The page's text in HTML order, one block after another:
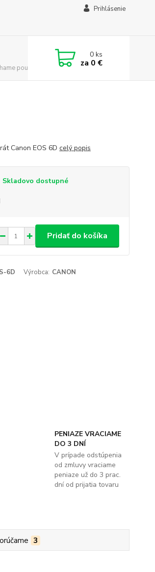
Prihlásenie
použite CHATBOX
0ks
za 0 €
Canon EOS 6D celý popis
Skladovo dostupné
Pridať do košíka
6D Výrobca: CANON
PENIAZE VRACIAME
DO 3 DNÍ
V prípade odstúpenia
od zmluvy vraciame
peniaze už do 3 prac.
dní od prijatia tovaru
3